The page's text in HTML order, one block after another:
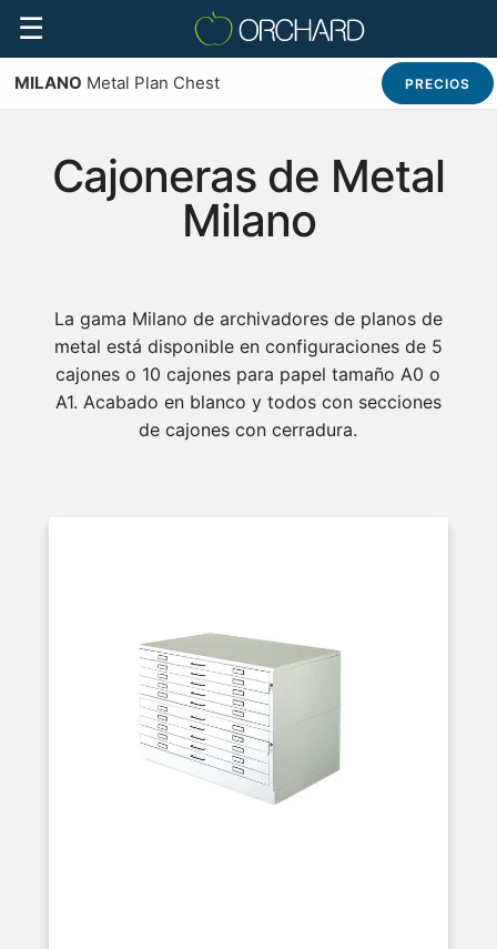
☰
MILANO Metal Plan Chest PRECIOS
Cajoneras de Metal
Milano
La gama Milano de archivadores de planos de
metal está disponible en configuraciones de 5
cajones o 10 cajones para papel tamaño A0 o
A1. Acabado en blanco y todos con secciones
de cajones con cerradura.